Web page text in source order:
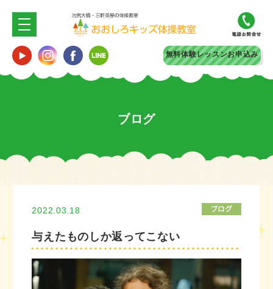
無料体験レッスンお申込み
ブログ
2022.03.18
与えたものしか返ってこない